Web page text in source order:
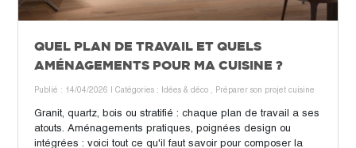
QUEL PLAN DE TRAVAIL ET QUELS
AMÉNAGEMENTS POUR MA CUISINE ?
Publié : 14/04/2026 | Catégories : Idées & déco Préparer son projet cuisine
Granit, quartz, bois ou stratifié : chaque plan de travail a ses
atouts. Aménagements pratiques, poignées design ou
intégrées : voici tout ce qu'il faut savoir pour composer la